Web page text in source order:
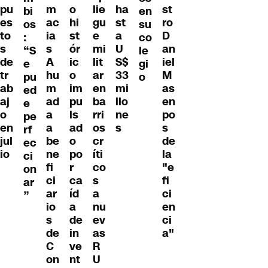
pu
es
to
s
de
tr
ab
aj
o
en
jul
io
bi
os
:
“S
e
pu
ed
e
pe
rf
ec
ci
on
ar
”
m
ac
ia
s
A
hu
m
ad
a
a
be
ne
fi
ci
ar
io
s
de
C
on
o
hi
st
ór
ic
o
im
pu
ls
ad
o
po
r
ca
íd
a
de
in
ve
nt
lie
gu
e
mi
lit
ar
en
ba
rri
os
cr
íti
co
s
a
nu
ev
as
R
U
ha
st
a
U
S$
33
mi
llo
ne
s
en
su
co
le
gi
o
st
ro
D
an
iel
M
as
en
po
s
de
la
"e
fi
ci
en
ci
a"